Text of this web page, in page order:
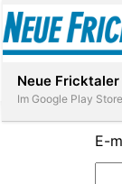
E-
Neue
Im Google Play Store